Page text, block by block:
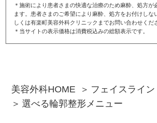
＊施術により患者さまの快適な治療のため麻酔、処方が
ます。患者さまのご希望により麻酔、処方をお付けしな
しくは有楽町美容外科クリニックまでお問い合わせくだ
＊当サイトの表示価格は消費税込みの総額表示です。
美容外科HOME
フェイスライ
選べる輪郭整形メニュー